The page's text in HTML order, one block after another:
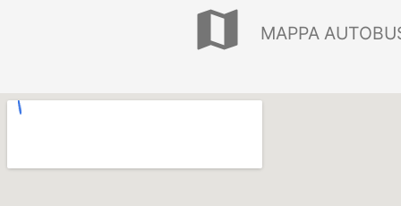
map MAPPA